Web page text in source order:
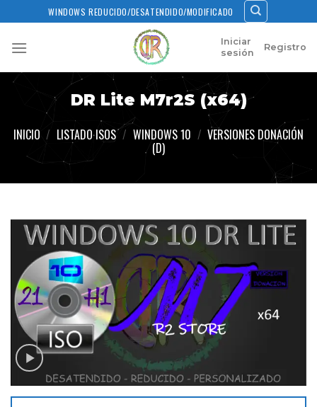
to
content
WINDOWS REDUCIDO/DESATENDIDO/MODIFICADO
Iniciar
sesión
Registro
DR Lite M7r2S (x64)
INICIO / LISTADO ISOS / WINDOWS 10 / VERSIONES DONACIÓN
(D)